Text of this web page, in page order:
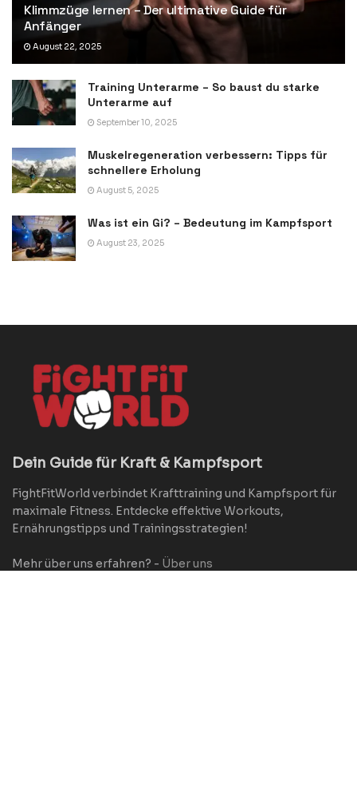
Klimmzüge lernen – Der ultimative Guide für
Anfänger
August 22, 2025
Training Unterarme – So baust du starke
Unterarme auf
September 10, 2025
Muskelregeneration verbessern: Tipps für
schnellere Erholung
August 5, 2025
Was ist ein Gi? – Bedeutung im Kampfsport
August 23, 2025
Dein Guide für Kraft & Kampfsport
FightFitWorld verbindet Krafttraining und Kampfsport für
maximale Fitness. Entdecke effektive Workouts,
Ernährungstipps und Trainingsstrategien!
Mehr über uns erfahren? - Über uns